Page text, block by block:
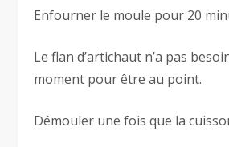
Enfourner le moule pour 20
Le flan d’artichaut n’a pas
moment pour être au point.
Démouler une fois que la